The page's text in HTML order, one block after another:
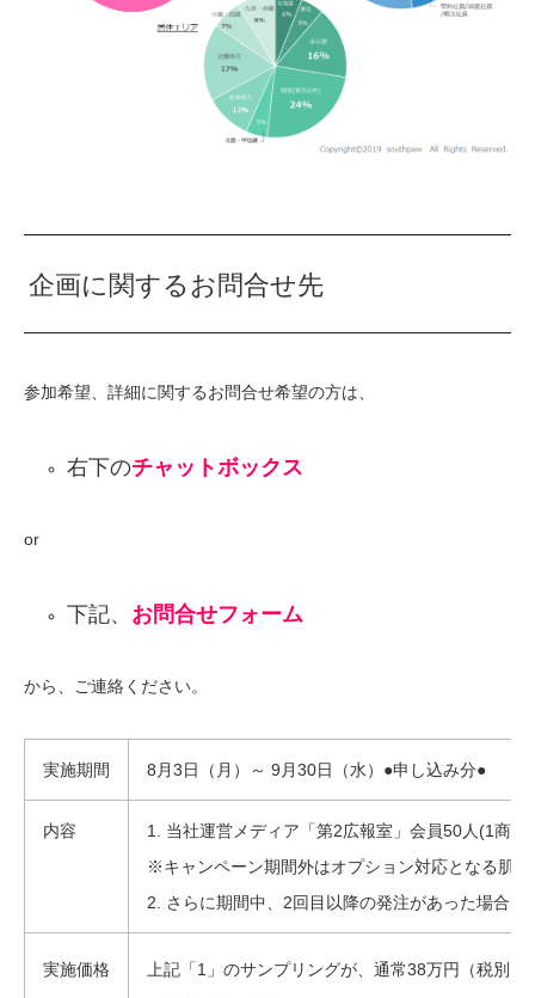
企画に関するお問合せ先
参加希望、詳細に関するお問合せ希望の方は、
右下のチャットボックス
or
下記、 お問合せフォーム
から、ご連絡ください。
実施期間 8月3日（月）～ 9月30日（水）●申し込み分●
内容
1. 当社運営メディア「第2広報室」会員50人(1商
※キャンペーン期間外はオプション対応となる肌
2. さらに期間中、2回目以降の発注があった場合は
実施価格 上記「1」のサンプリングが、通常38万円（税別